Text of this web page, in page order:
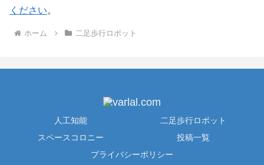
ください。
ホーム 二足歩行ロボット
人工知能
二足歩行ロボット
スペースコロニー
投稿一覧
プライバシーポリシー